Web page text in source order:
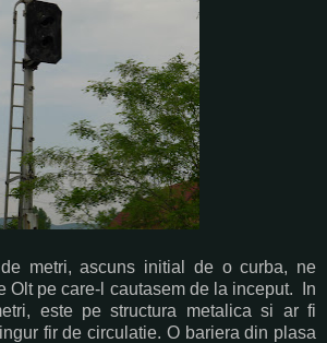
metri, ascuns initial de o curba, ne
Olt pe care-l cautasem de la inceput. In
este pe structura metalica si ar fi
fir de circulatie. O bariera din plasa